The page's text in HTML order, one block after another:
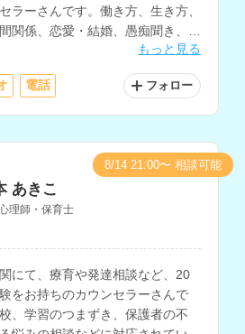
ラーさんです。働き方、生き方、
関係、恋愛・結婚、愚痴聞き、福
を得意とされています。もっと見る
電話 フォロー
あきこ
理師・保育士
にて、療育や発達相談など、20
をお持ちのカウンセラーさんで
、学習のつまずき、保護者の不
8/14 21:00〜 相談可能